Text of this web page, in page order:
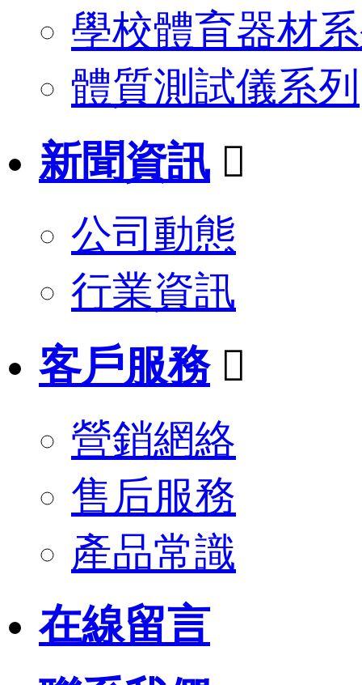
學校體育器材
體質測試儀系列
新聞資訊 
公司動態
行業資訊
客戶服務 
營銷網絡
售后服務
產品常識
在線留言